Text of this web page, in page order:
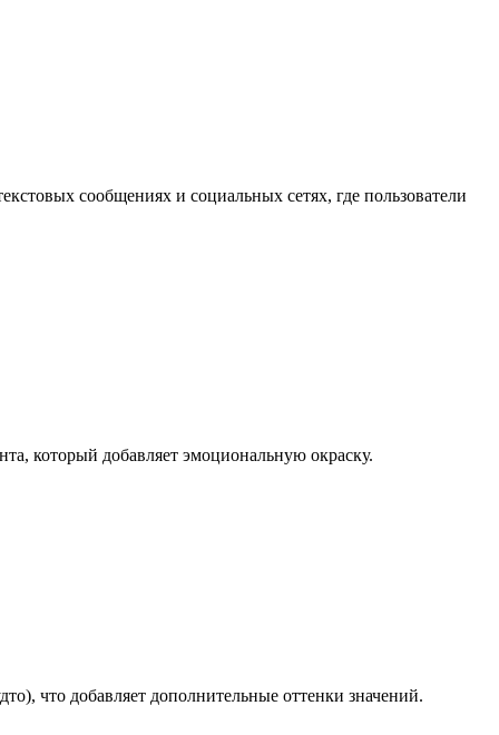
сообщениях и социальных сетях, где пользователи
который добавляет эмоциональную окраску.
что добавляет дополнительные оттенки значений.